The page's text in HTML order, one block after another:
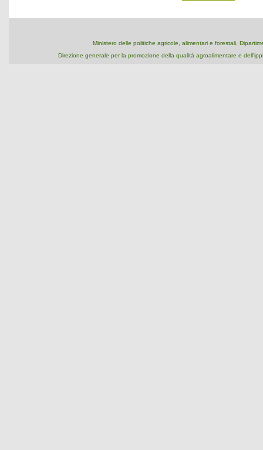
Ministero delle politiche agricole, alimentari e forestali,
Direzione generale per la promozione della qualità agroalimentare e